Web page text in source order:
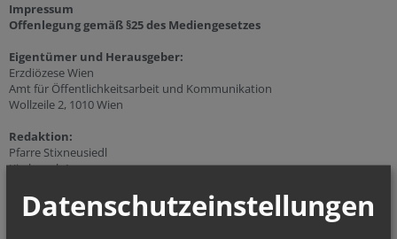
Impressum
Offenlegung gemäß §25 des Mediengesetzes
Eigentümer und Herausgeber:
Erzdiözese Wien
Amt für Öffentlichkeitsarbeit und Kommunikation
Wollzeile 2, 1010 Wien
Redaktion:
Pfarre Stixneusiedl
Kirchenpl. 1
Mobil: +43 (664) 88 68 05 10
E-Mail:pfarre.gallbrunn@katholischekirche.at
Datenschutzeinstellungen